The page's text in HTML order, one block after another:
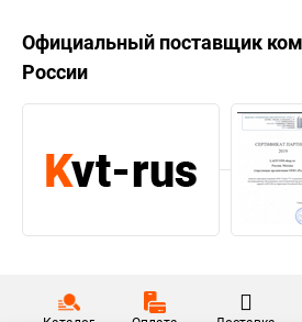
Официальный поставщик
России